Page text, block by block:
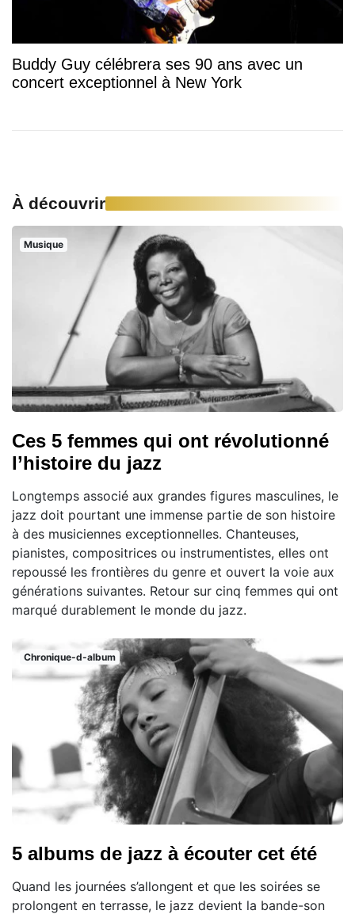
Buddy Guy célébrera ses 90 ans avec un
concert exceptionnel à New York
À découvrir
Musique
Ces 5 femmes qui ont révolutionné
l’histoire du jazz
Longtemps associé aux grandes figures masculines, le
jazz doit pourtant une immense partie de son histoire
à des musiciennes exceptionnelles. Chanteuses,
pianistes, compositrices ou instrumentistes, elles ont
repoussé les frontières du genre et ouvert la voie aux
générations suivantes. Retour sur cinq femmes qui ont
marqué durablement le monde du jazz.
Chronique-d-album
5 albums de jazz à écouter cet été
Quand les journées s’allongent et que les soirées se
prolongent en terrasse, le jazz devient la bande-son